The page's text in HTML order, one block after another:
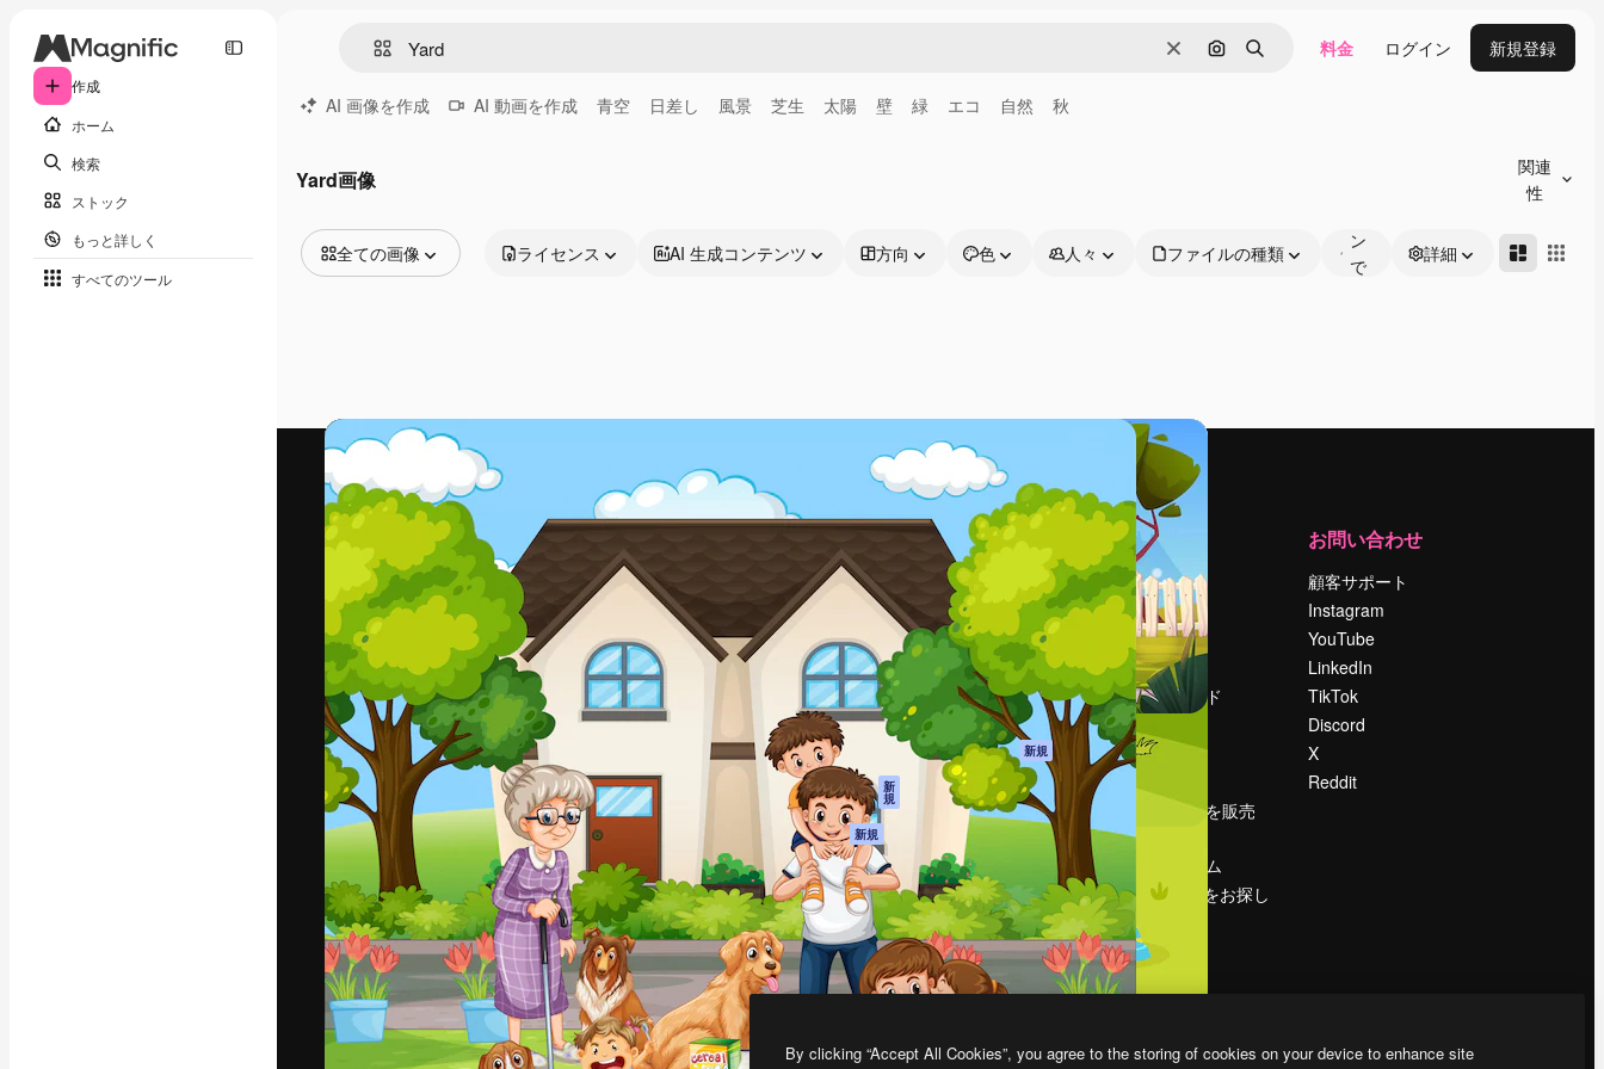
作成
ホーム
検索
ストック
もっと詳しく
すべてのツール
消去 画像で検索
検索 料金 ログイン 新規登録
AI 画像を作成 AI 動画を作成 青空 日差し 風景 芝生 太陽 壁 緑 エコ 自然 秋
Yard画像
関連
性
全ての画像
動画
映像素材
モーショングラフィックス
動画テンプレート
アイコン
3D モデル
フォント
ライセンス AI 生成コンテンツ 方向 色 人々 ファイルの種類
ン
で
詳細
最高のクリエイティブ制作を導くためのプラ
ットフォーム。クリエイター、企業、代理
店、スタジオを含む100万人以上が利用して
います。
日本語
Spaces
AI アシスタント
AI 画像生成ツール
AI 動画生成ツール
AI 音声合成ツール
ストックコンテン
ツ
Claude/ChatGPT
向けMCP
新
規
エージェント 新規
API
モバイルアプリ
すべてのMagnificツ
ール
はじめに
Academy
ドキュメント
サポート
利用規約
プライバシーポリ
シー
オリジナル 新規
クッキーポリシー
トラストセンター
アフィリエイト
法人向け
運営
料金
会社概要
Reviews
採用情報
検索トレンド
ブログ
イベント
コンテンツを販売
する
プレスルーム
magnific.aiをお探し
ですか？
お問い合わせ
顧客サポート
Instagram
YouTube
LinkedIn
TikTok
Discord
X
Reddit
Copyright © 2010-2026 Freepik Company S.L.U. 無断複写・転載を禁じます
By clicking “Accept All Cookies”, you agree to the storing of cookies on your device to enhance site